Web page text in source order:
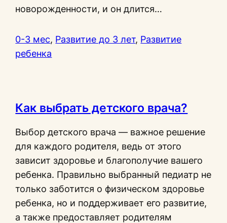
новорожденности, и он длится…
0-3 мес, Развитие до 3 лет, Развитие
ребенка
Как выбрать детского врача?
Выбор детского врача — важное решение
для каждого родителя, ведь от этого
зависит здоровье и благополучие вашего
ребенка. Правильно выбранный педиатр не
только заботится о физическом здоровье
ребенка, но и поддерживает его развитие,
а также предоставляет родителям